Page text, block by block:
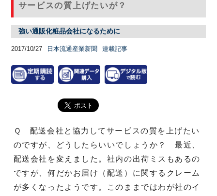
サービスの質上げたいが？
強い通販化粧品会社になるために
2017/10/27 日本流通産業新聞 連載記事
Ｑ 配送会社と協力してサービスの質を上げたい
のですが、どうしたらいいでしょうか？ 最近、
配送会社を変えました。社内の出荷ミスもあるの
ですが、何だかお届け（配送）に関するクレーム
が多くなったようです。このままではわが社のイ